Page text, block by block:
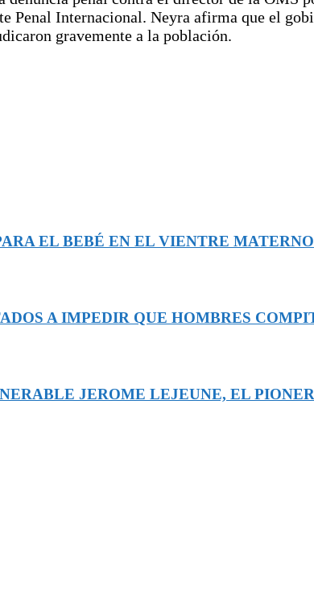
Penal Internacional. Neyra afirma que el
gravemente a la población.
EL BEBÉ EN EL VIENTRE MATERNO
A IMPEDIR QUE HOMBRES
JEROME LEJEUNE, EL